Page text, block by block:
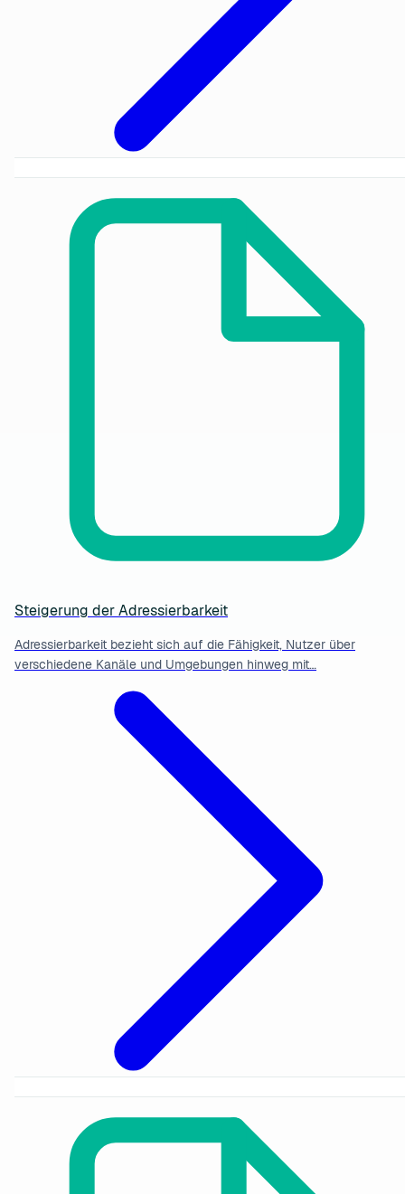
Steigerung der Adressierbarkeit
Adressierbarkeit bezieht sich auf die Fähigkeit, Nutzer über
verschiedene Kanäle und Umgebungen hinweg mit…